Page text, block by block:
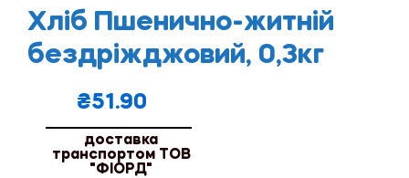
Хліб Пшенично-житній
бездріжджовий, 0,3кг
₴51.90
доставка
транспортом ТОВ
"ФІОРД"